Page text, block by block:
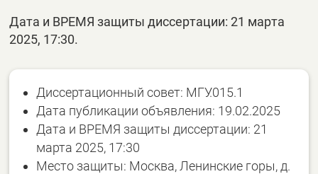
Дата и ВРЕМЯ защиты диссертации: 21 марта
2025, 17:30.
Диссертационный совет: МГУ.015.1
Дата публикации объявления: 19.02.2025
Дата и ВРЕМЯ защиты диссертации: 21
марта 2025, 17:30
Место защиты: Москва, Ленинские горы, д.